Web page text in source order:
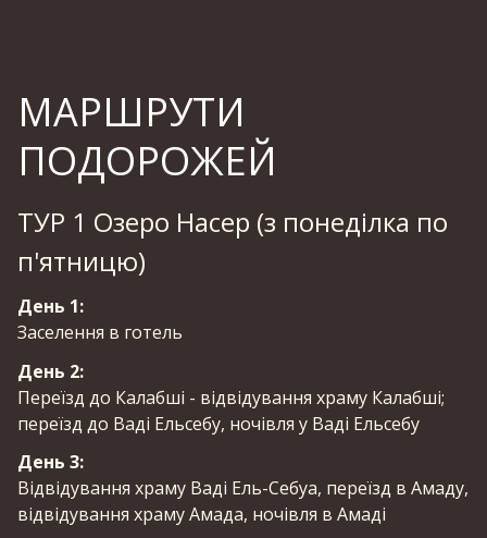
МАРШРУТИ
ПОДОРОЖЕЙ
ТУР 1 Озеро Насер (з понеділка по
п'ятницю)
День 1:
Заселення в готель
День 2:
Переїзд до Калабші - відвідування храму Калабші;
переїзд до Ваді Ельсебу, ночівля у Ваді Ельсебу
День 3:
Відвідування храму Ваді Ель-Себуа, переїзд в Амаду,
відвідування храму Амада, ночівля в Амаді